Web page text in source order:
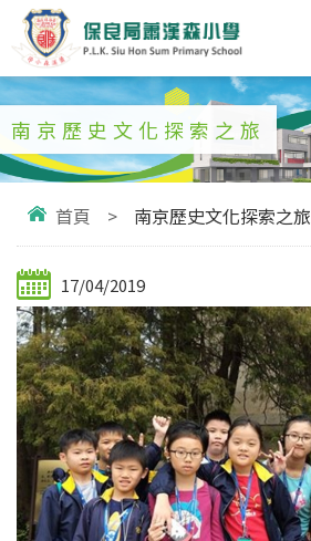
南京歷史文化探索之旅
首頁 > 南京歷史文化探索之旅
17/04/2019